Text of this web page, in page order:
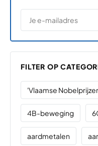
E-MAILADRES
*
FILTER OP
'Vlaamse
4B-beweging
aardmetalen